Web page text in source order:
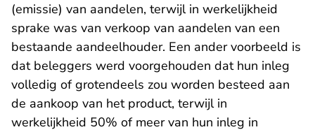
(emissie) van aandelen, terwijl in werkelijkheid
sprake was van verkoop van aandelen van een
bestaande aandeelhouder. Een ander voorbeeld is
dat beleggers werd voorgehouden dat hun inleg
volledig of grotendeels zou worden besteed aan
de aankoop van het product, terwijl in
werkelijkheid 50% of meer van hun inleg in